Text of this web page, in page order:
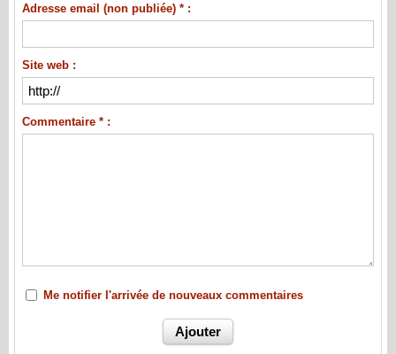
Adresse email (non publiée) * :
Site web :
Commentaire * :
Me notifier l'arrivée de nouveaux commentaires